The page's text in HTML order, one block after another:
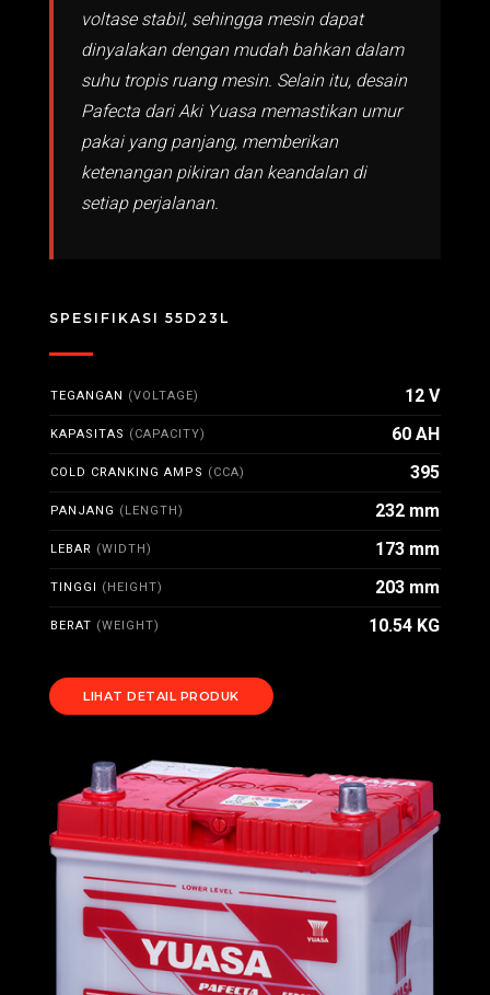
voltase stabil, sehingga mesin dapat
dinyalakan dengan mudah bahkan dalam
suhu tropis ruang mesin. Selain itu, desain
Pafecta dari Aki Yuasa memastikan umur
pakai yang panjang, memberikan
ketenangan pikiran dan keandalan di
setiap perjalanan.
SPESIFIKASI 55D23L
TEGANGAN (VOLTAGE) 12 V
KAPASITAS (CAPACITY) 60 AH
COLD CRANKING AMPS (CCA) 395
PANJANG (LENGTH) 232 mm
LEBAR (WIDTH) 173 mm
TINGGI (HEIGHT) 203 mm
BERAT (WEIGHT) 10.54 KG
LIHAT DETAIL PRODUK